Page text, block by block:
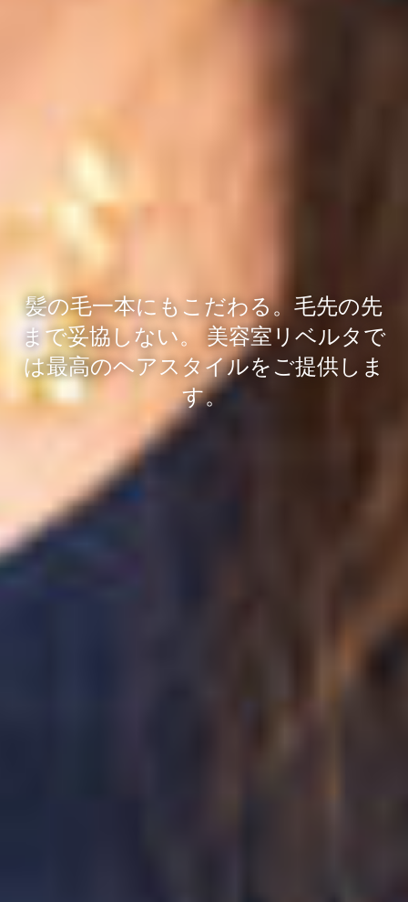
髪の毛一本にもこだわる。毛先の先
まで妥協しない。
美容室リベルタで
は最高のヘアスタイルをご提供しま
す。